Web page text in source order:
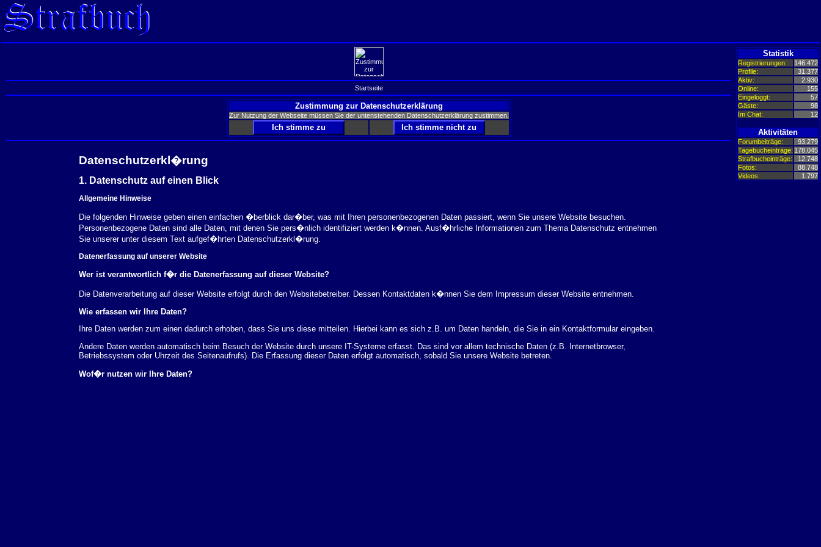
Startseite
Zustimmung zur Datenschutzerklärung
Zur Nutzung der Webseite müssen Sie der untenstehenden Datenschutzerklärung zustimmen.
Datenschutzerkl�rung
1. Datenschutz auf einen Blick
Allgemeine Hinweise
Die folgenden Hinweise geben einen einfachen �berblick dar�ber, was mit Ihren personenbezogenen Daten passiert, wenn Sie unsere Website besuchen.
Personenbezogene Daten sind alle Daten, mit denen Sie pers�nlich identifiziert werden k�nnen. Ausf�hrliche Informationen zum Thema Datenschutz entnehmen
Sie unserer unter diesem Text aufgef�hrten Datenschutzerkl�rung.
Datenerfassung auf unserer Website
Wer ist verantwortlich f�r die Datenerfassung auf dieser Website?
Die Datenverarbeitung auf dieser Website erfolgt durch den Websitebetreiber. Dessen Kontaktdaten k�nnen Sie dem Impressum dieser Website entnehmen.
Wie erfassen wir Ihre Daten?
Ihre Daten werden zum einen dadurch erhoben, dass Sie uns diese mitteilen. Hierbei kann es sich z.B. um Daten handeln, die Sie in ein Kontaktformular eingeben.
Andere Daten werden automatisch beim Besuch der Website durch unsere IT-Systeme erfasst. Das sind vor allem technische Daten (z.B. Internetbrowser,
Betriebssystem oder Uhrzeit des Seitenaufrufs). Die Erfassung dieser Daten erfolgt automatisch, sobald Sie unsere Website betreten.
Wof�r nutzen wir Ihre Daten?
Statistik
Registrierungen:
146.472
Profile:
31.377
Aktiv:
2.930
Online:
155
Eingeloggt:
57
Gäste:
98
Im Chat:
12
Aktivitäten
Forumbeiträge:
93.279
Tagebucheinträge: 178.045
Strafbucheinträge:
12.748
Fotos:
88.748
Videos:
1.797